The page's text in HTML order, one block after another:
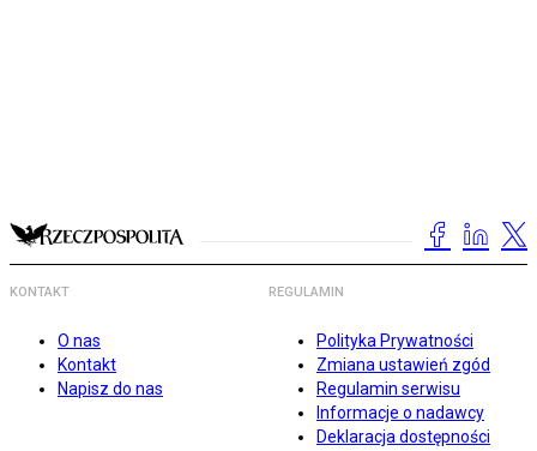
KONTAKT
O nas
Kontakt
Napisz do nas
REGULAMIN
Polityka Prywatności
Zmiana ustawień zgód
Regulamin serwisu
Informacje o nadawcy
Deklaracja dostępności